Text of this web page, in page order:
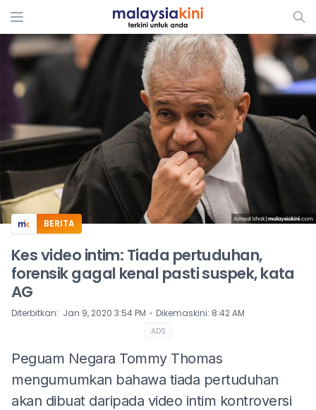
ADS
BERITA
Kes video intim: Tiada pertuduhan,
forensik gagal kenal pasti suspek, kata
AG
Diterbitkan: Jan 9, 2020 3:54 PM ⋅ Dikemaskini: 8:42 AM
ADS
Peguam Negara Tommy Thomas
mengumumkan bahawa tiada pertuduhan
akan dibuat daripada video intim kontroversi